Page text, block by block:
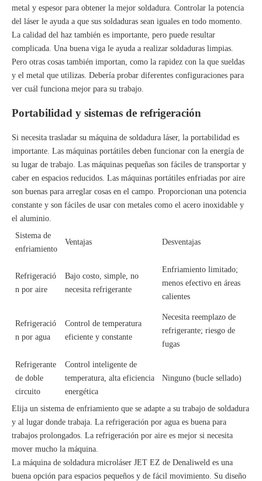
metal y espesor para obtener la mejor soldadura. Controlar la potencia
del láser le ayuda a que sus soldaduras sean iguales en todo momento.
La calidad del haz también es importante, pero puede resultar
complicada. Una buena viga le ayuda a realizar soldaduras limpias.
Pero otras cosas también importan, como la rapidez con la que sueldas
y el metal que utilizas. Debería probar diferentes configuraciones para
ver cuál funciona mejor para su trabajo.
Portabilidad y sistemas de refrigeración
Si necesita trasladar su máquina de soldadura láser, la portabilidad es
importante. Las máquinas portátiles deben funcionar con la energía de
su lugar de trabajo. Las máquinas pequeñas son fáciles de transportar y
caber en espacios reducidos. Las máquinas portátiles enfriadas por aire
son buenas para arreglar cosas en el campo. Proporcionan una potencia
constante y son fáciles de usar con metales como el acero inoxidable y
el aluminio.
Sistema de
enfriamiento
Ventajas Desventajas
Refrigeració
n por aire
Bajo costo, simple, no
necesita refrigerante
Enfriamiento limitado;
menos efectivo en áreas
calientes
Refrigeració
n por agua
Control de temperatura
eficiente y constante
Necesita reemplazo de
refrigerante; riesgo de
fugas
Refrigerante
de doble
circuito
Control inteligente de
temperatura, alta eficiencia
energética
Ninguno (bucle sellado)
Elija un sistema de enfriamiento que se adapte a su trabajo de soldadura
y al lugar donde trabaja. La refrigeración por agua es buena para
trabajos prolongados. La refrigeración por aire es mejor si necesita
mover mucho la máquina.
La máquina de soldadura microláser JET EZ de Denaliweld es una
buena opción para espacios pequeños y de fácil movimiento. Su diseño